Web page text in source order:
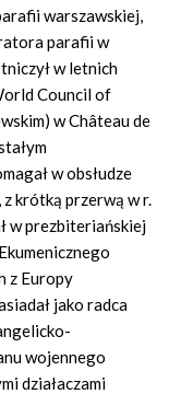
warszawskiej,
parafii w
w letnich
Council of
w Château de
w obsłudze
krótką przerwą w r.
w prezbiteriańskiej
z Europy
jako radca
wojennego
działaczami